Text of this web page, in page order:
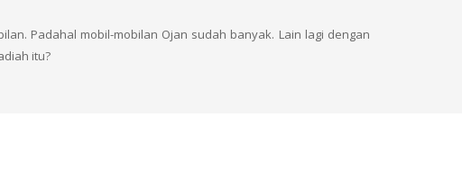
Padahal mobil-mobilan Ojan sudah banyak. Lain lagi dengan
itu?